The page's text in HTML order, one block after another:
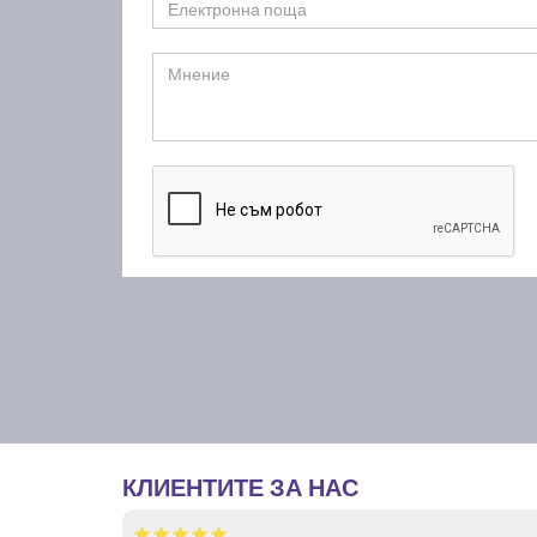
КЛИЕНТИТЕ ЗА НАС